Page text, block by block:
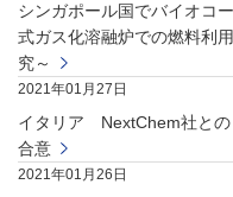
シンガポール国でバイオコ
式ガス化溶融炉での燃料利
究～
2021年01月27日
イタリア NextChem社との
合意
2021年01月26日